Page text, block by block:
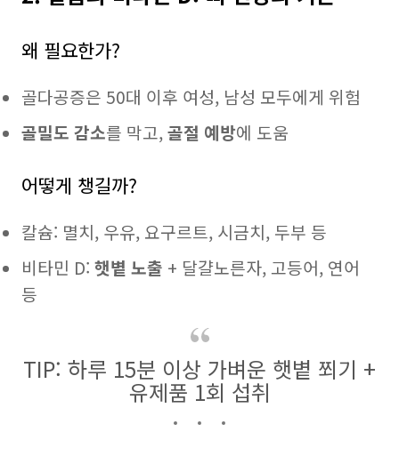
왜 필요한가?
골다공증은 50대 이후 여성, 남성 모두에게 위험
골밀도 감소를 막고,골절 예방에 도움
어떻게 챙길까?
칼슘: 멸치, 우유, 요구르트, 시금치, 두부 등
비타민 D: 햇볕 노출 + 달걀노른자, 고등어, 연어
등
TIP: 하루 15분 이상 가벼운 햇볕 쬐기 +
유제품 1회 섭취